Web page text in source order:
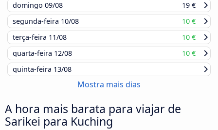
domingo 09/08
19 €
segunda-feira 10/08
10 €
terça-feira 11/08
10 €
quarta-feira 12/08
10 €
quinta-feira 13/08
Mostra mais dias
A hora mais barata para viajar de
Sarikei para Kuching